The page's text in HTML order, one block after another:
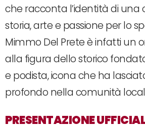
che racconta l’identità di una
storia, arte e passione per lo
Mimmo Del Prete è infatti un
alla figura dello storico
e podista, icona che ha
profondo nella comunità
PRESENTAZIONE